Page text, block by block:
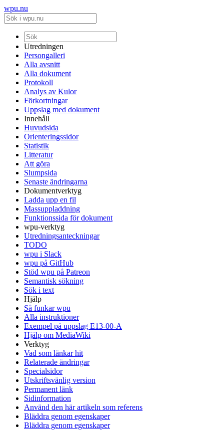
wpu.nu
Utredningen
Persongalleri
Alla avsnitt
Alla dokument
Protokoll
Analys av Kulor
Förkortningar
Uppslag med dokument
Innehåll
Huvudsida
Orienteringssidor
Statistik
Litteratur
Att göra
Slumpsida
Senaste ändringarna
Dokumentverktyg
Ladda upp en fil
Massuppladdning
Funktionssida för dokument
wpu-verktyg
Utredningsanteckningar
TODO
wpu i Slack
wpu på GitHub
Stöd wpu på Patreon
Semantisk sökning
Sök i text
Hjälp
Så funkar wpu
Alla instruktioner
Exempel på uppslag E13-00-A
Hjälp om MediaWiki
Verktyg
Vad som länkar hit
Relaterade ändringar
Specialsidor
Utskriftsvänlig version
Permanent länk
Sidinformation
Använd den här artikeln som referens
Bläddra genom egenskaper
Bläddra genom egenskaper